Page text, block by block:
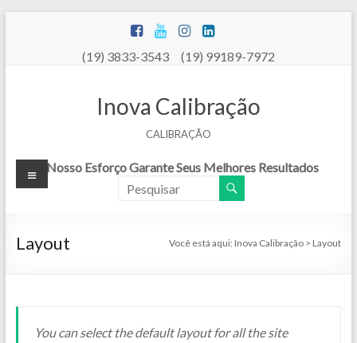
(19) 3833-3543 (19) 99189-7972
Inova Calibração
CALIBRAÇÃO
Nosso Esforço Garante Seus Melhores Resultados
Menu
Layout Você está aqui: Inova Calibração > Layout
You can select the default layout for all the site